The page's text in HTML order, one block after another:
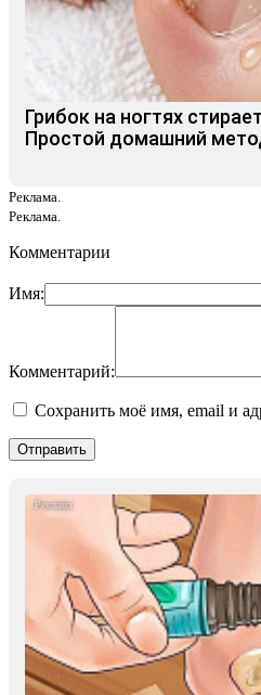
Грибок на ногтях
Простой домашний
Реклама.
Реклама.
Комментарии
Имя:
Комментарий:
Сохранить моё имя, email и